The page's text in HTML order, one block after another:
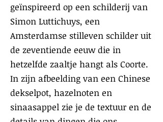
geïnspireerd op een schilderij van
Simon Luttichuys, een
Amsterdamse stilleven schilder uit
de zeventiende eeuw die in
hetzelfde zaaltje hangt als Coorte.
In zijn afbeelding van een Chinese
dekselpot, hazelnoten en
sinaasappel zie je de textuur en de